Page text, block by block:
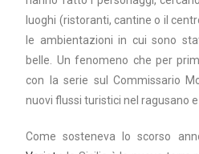
luoghi (ristoranti, cantine o il
le ambientazioni in cui sono
belle. Un fenomeno che per
con la serie sul Commissario
nuovi flussi turistici nel ragusano e
Come sosteneva lo scorso